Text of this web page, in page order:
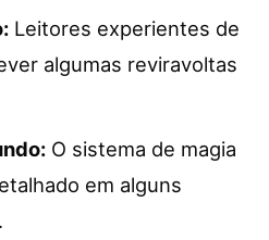
Leitores experientes de
algumas reviravoltas
O sistema de magia
em alguns